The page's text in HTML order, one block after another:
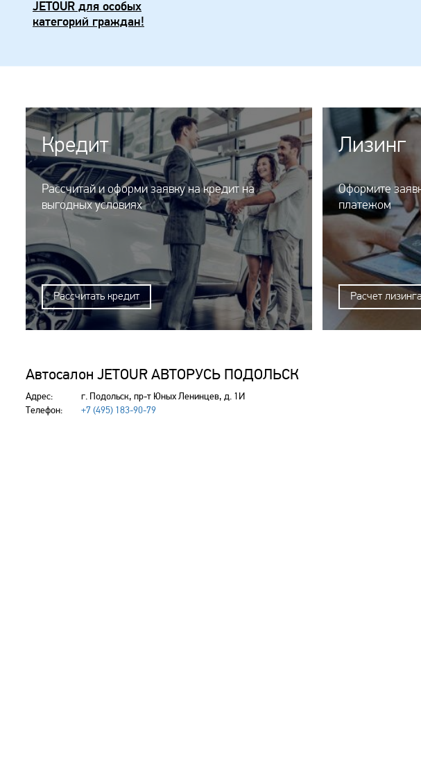
JETOUR для особых
категорий граждан!
Кредит
Рассчитай и оформи заявку на кредит на
выгодных условиях
Рассчитать кредит
Лизинг
Оформите
платежом
Расчет
Автосалон JETOUR АВТОРУСЬ ПОДОЛЬСК
Адрес:
г. Подольск, пр-т Юных Ленинцев, д. 1И
Телефон:
+7 (495) 183-90-79